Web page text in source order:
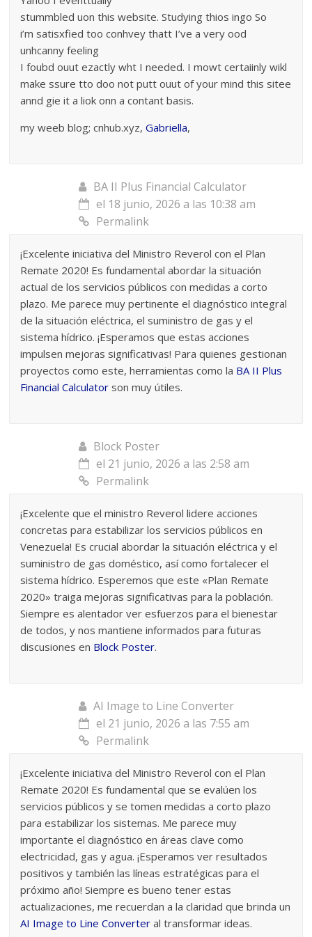
stummbled uon this website. Studying thios ingo So
i’m satisxfied too conhvey thatt I’ve a very ood
unhcanny feeling
I foubd ouut ezactly wht I needed. I mowt certaiinly wikl
make ssure tto doo not putt ouut of your mind this sitee
annd gie it a liok onn a contant basis.
my weeb blog; cnhub.xyz,Gabriella,
BA II Plus Financial Calculator
el 18 junio, 2026 a las 10:38 am
Permalink
¡Excelente iniciativa del Ministro Reverol con el Plan
Remate 2020! Es fundamental abordar la situación
actual de los servicios públicos con medidas a corto
plazo. Me parece muy pertinente el diagnóstico integral
de la situación eléctrica, el suministro de gas y el
sistema hídrico. ¡Esperamos que estas acciones
impulsen mejoras significativas! Para quienes gestionan
proyectos como este, herramientas como la BA II Plus
Financial Calculator son muy útiles.
Block Poster
el 21 junio, 2026 a las 2:58 am
Permalink
¡Excelente que el ministro Reverol lidere acciones
concretas para estabilizar los servicios públicos en
Venezuela! Es crucial abordar la situación eléctrica y el
suministro de gas doméstico, así como fortalecer el
sistema hídrico. Esperemos que este «Plan Remate
2020» traiga mejoras significativas para la población.
Siempre es alentador ver esfuerzos para el bienestar
de todos, y nos mantiene informados para futuras
discusiones en Block Poster.
AI Image to Line Converter
el 21 junio, 2026 a las 7:55 am
Permalink
¡Excelente iniciativa del Ministro Reverol con el Plan
Remate 2020! Es fundamental que se evalúen los
servicios públicos y se tomen medidas a corto plazo
para estabilizar los sistemas. Me parece muy
importante el diagnóstico en áreas clave como
electricidad, gas y agua. ¡Esperamos ver resultados
positivos y también las líneas estratégicas para el
próximo año! Siempre es bueno tener estas
actualizaciones, me recuerdan a la claridad que brinda un
AI Image to Line Converter al transformar ideas.